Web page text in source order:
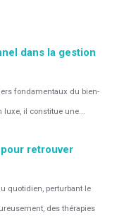
dans la gestion
fondamentaux du bien-
luxe, il constitue une...
retrouver
quotidien, perturbant le
des thérapies